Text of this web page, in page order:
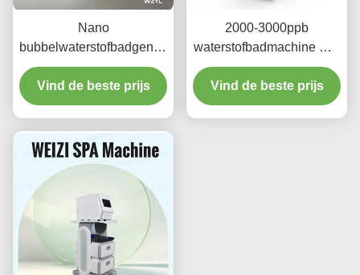
Nano
bubbelwaterstofbadgenerator
3L/min met 3 werkwijzen
Vind de beste prijs
2000-3000ppb
waterstofbadmachine met
nano bubbel
gebruikersvriendelijk
Vind de beste prijs